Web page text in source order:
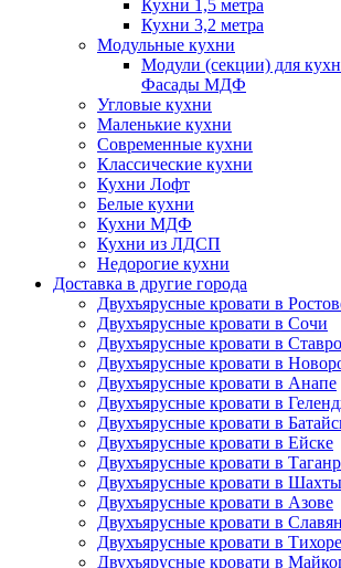
Кухни 1,5 метра
Кухни 3,2 метра
Модульные кухни
Модули (секции) для
Фасады МДФ
Угловые кухни
Маленькие кухни
Современные кухни
Классические кухни
Кухни Лофт
Белые кухни
Кухни МДФ
Кухни из ЛДСП
Недорогие кухни
Доставка в другие города
Двухъярусные кровати в
Двухъярусные кровати в Сочи
Двухъярусные кровати в
Двухъярусные кровати в
Двухъярусные кровати в Анапе
Двухъярусные кровати в
Двухъярусные кровати в
Двухъярусные кровати в Ейске
Двухъярусные кровати в
Двухъярусные кровати в Шахты
Двухъярусные кровати в Азове
Двухъярусные кровати в
Двухъярусные кровати в
Двухъярусные кровати в